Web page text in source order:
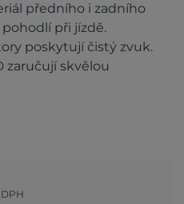
předního i zadního
při jízdě.
poskytují čistý zvuk.
zaručují skvělou